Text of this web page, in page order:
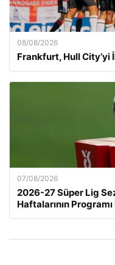
08/08/2026
Frankfurt, Hull City’yi
07/08/2026
2026-27 Süper Lig
Haftalarının